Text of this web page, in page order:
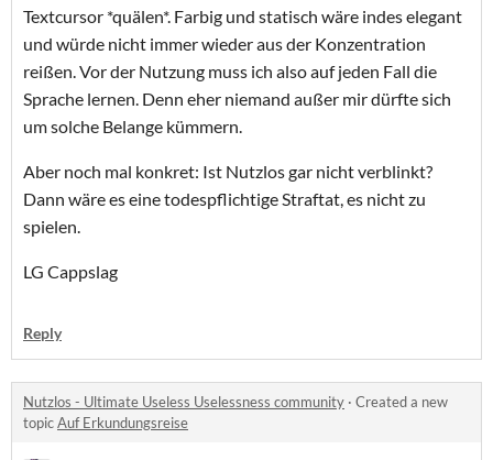
Textcursor *quälen*. Farbig und statisch wäre indes elegant
und würde nicht immer wieder aus der Konzentration
reißen. Vor der Nutzung muss ich also auf jeden Fall die
Sprache lernen. Denn eher niemand außer mir dürfte sich
um solche Belange kümmern.
Aber noch mal konkret: Ist Nutzlos gar nicht verblinkt?
Dann wäre es eine todespflichtige Straftat, es nicht zu
spielen.
LG Cappslag
Reply
Nutzlos - Ultimate Useless Uselessness community · Created a new
topicAuf Erkundungsreise